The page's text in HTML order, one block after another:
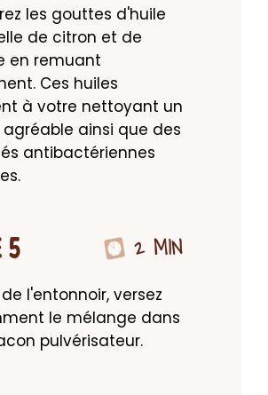
les gouttes d'huile
de citron et de
en remuant
Ces huiles
à votre nettoyant un
ainsi que des
antibactériennes
5 2 MIN
l'entonnoir, versez
le mélange dans
pulvérisateur.